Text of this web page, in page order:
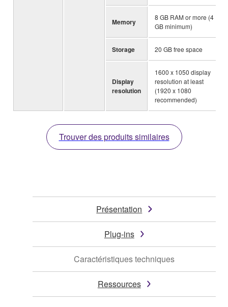
Memory
8 GB RAM or more (4
GB minimum)
Storage 20 GB free space
Display
resolution
1600 x 1050 display
resolution at least
(1920 x 1080
recommended)
Trouver des produits similaires
Présentation
Plug-ins
Caractéristiques techniques
Ressources